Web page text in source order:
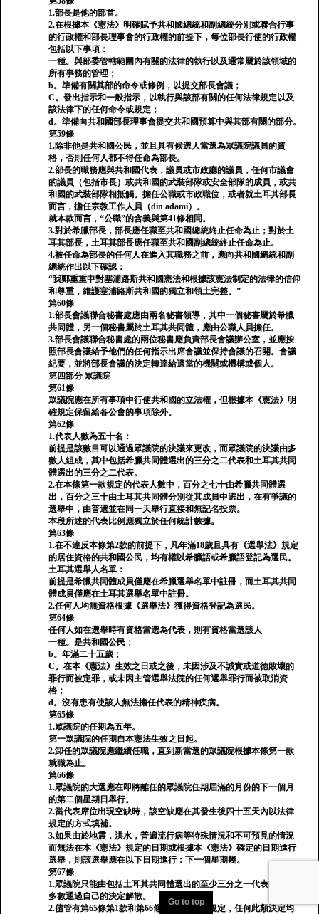
1.部長是他的部首。
2.在根據本《憲法》明確賦予共和國總統和副總統分別或聯合行事
的行政權和部長理事會的行政權的前提下，每位部長行使的行政權
包括以下事項：
一種。與部委管轄範圍內有關的法律的執行以及通常屬於該領域的
所有事務的管理；
b。準備有關其部的命令或條例，以提交部長會議；
C。發出指示和一般指示，以執行與該部有關的任何法律規定以及
該法律下的任何命令或規定；
d。準備向共和國部長理事會提交共和國預算中與其部有關的部分。
第59條
1.除非他是共和國公民，並且具有候選人當選為眾議院議員的資
格，否則任何人都不得任命為部長。
2.部長的職務應與共和國代表，議員或市政廳的議員，任何市議會
的議員（包括市長）或共和國的武裝部隊或安全部隊的成員，或共
和國的武裝部隊相抵觸。擔任公職或市政職位，或者就土耳其部長
而言，擔任宗教工作人員（din adami）。
就本款而言，“公職”的含義與第41條相同。
3.對於希臘部長，部長應任職至共和國總統終止任命為止；對於土
耳其部長，土耳其部長應任職至共和國副總統終止任命為止。
4.被任命為部長的任何人在進入其職務之前，應向共和國總統和副
總統作出以下確認：
“我鄭重重申對塞浦路斯共和國憲法和根據該憲法制定的法律的信仰
和尊重，維護塞浦路斯共和國的獨立和領土完整。”
第60條
1.部長會議聯合秘書處應由兩名秘書領導，其中一個秘書屬於希臘
共同體，另一個秘書屬於土耳其共同體，應由公職人員擔任。
3.部長會議聯合秘書處的兩位秘書應負責部長會議辦公室，並應按
照部長會議給予他們的任何指示出席會議並保持會議的召開。會議
紀要，並將部長會議的決定轉達給適當的機關或機構或個人。
第四部分 眾議院
第61條
眾議院應在所有事項中行使共和國的立法權，但根據本《憲法》明
確規定保留給各公會的事項除外。
第62條
1.代表人數為五十名：
前提是該數目可以通過眾議院的決議來更改，而眾議院的決議由多
數人組成，其中包括希臘共同體選出的三分之二代表和土耳其共同
體選出的三分之二代表。
2.在本條第一款規定的代表人數中，百分之七十由希臘共同體選
出，百分之三十由土耳其共同體分別從其成員中選出，在有爭議的
選舉中，由普選並在同一天舉行直接和無記名投票。
本段所述的代表比例應獨立於任何統計數據。
第63條
1.在不違反本條第2款的前提下，凡年滿18歲且具有《選舉法》規定
的居住資格的共和國公民，均有權以希臘語或希臘語登記為選民。
土耳其選舉人名單：
前提是希臘共同體成員僅應在希臘選舉名單中註冊，而土耳其共同
體成員僅應在土耳其選舉名單中註冊。
2.任何人均無資格根據《選舉法》獲得資格登記為選民。
第64條
任何人如在選舉時有資格當選為代表，則有資格當選該人
一種。是共和國公民；
b。年滿二十五歲；
C。在本《憲法》生效之日或之後，未因涉及不誠實或道德敗壞的
罪行而被定罪，或未因主管選舉法院的任何選舉罪行而被取消資
格；
d。沒有患有使該人無法擔任代表的精神疾病。
第65條
1.眾議院的任期為五年。
第一眾議院的任期自本憲法生效之日起。
2.卸任的眾議院應繼續任職，直到新當選的眾議院根據本條第一款
就職為止。
第66條
1.眾議院的大選應在即將離任的眾議院任期屆滿的月份的下一個月
的第二個星期日舉行。
2.當代表席位出現空缺時，該空缺應在其發生後四十五天內以法律
規定的方式填補。
3.如果由於地震，洪水，普遍流行病等特殊情況和不可預見的情況
而無法在本《憲法》規定的日期或根據本《憲法》確定的日期進行
選舉，則該選舉應在以下日期進行：下一個星期幾。
第67條
1.眾議院只能由包括土耳其共同體選出的至少三分之一代表的絕對
多數通過自己的決定解散。
2.儘管有第65條第1款和第66條第1款的任何規定，任何此類決定均
Go to top